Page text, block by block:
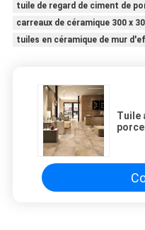
tuile de regard de ciment de
carreaux de céramique 300 x
tuiles en céramique de mur
Tuile